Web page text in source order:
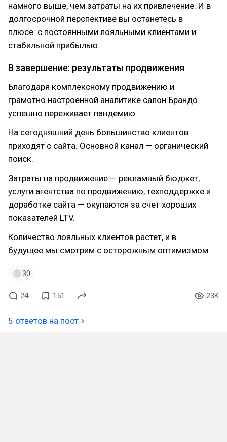
намного выше, чем затраты на их привлечение. И в
долгосрочной перспективе вы останетесь в
плюсе: с постоянными лояльными клиентами и
стабильной прибылью.
В завершение: результаты продвижения
Благодаря комплексному продвижению и
грамотно настроенной аналитике салон Брандо
успешно переживает пандемию.
На сегодняшний день большинство клиентов
приходят с сайта. Основной канал — органический
поиск.
Затраты на продвижение — рекламный бюджет,
услуги агентства по продвижению, техподдержке и
доработке сайта — окупаются за счет хороших
показателей LTV.
Количество лояльных клиентов растет, и в
будущее мы смотрим с осторожным оптимизмом.
30
24 151 23K
5 ответов на пост